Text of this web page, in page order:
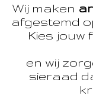
Wij maken
afgestemd
Kies jouw
en wij
sieraad